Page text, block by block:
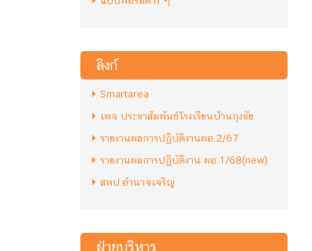
ลิงก์
Smartarea
เพจ ประชาสัมพันธ์โรงเรียนบ้านกุงชัย
รายงานผลการปฏิบัติงานผอ.2/67
รายงานผลการปฏิบัติงาน ผอ.1/68(new)
สพป.อำนาจเจริญ
ฝ่ายบริหาร